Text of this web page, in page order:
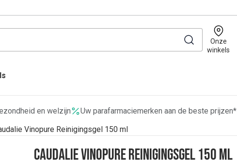
Onze
winkels
0
en welzijn
Uw parafarmaciemerken aan de beste prijzen*
Vinopure Reinigingsgel 150 ml
Caudalie Vinopure Reinigingsgel 150 ml